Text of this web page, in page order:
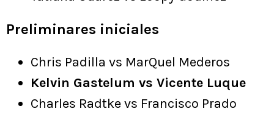
Preliminares iniciales
Chris Padilla vs MarQuel Mederos
Kelvin Gastelum vs Vicente Luque
Charles Radtke vs Francisco Prado